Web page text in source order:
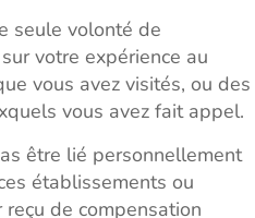
seule volonté de
votre expérience au
vous avez visités, ou des
vous avez fait appel.
être lié personnellement
établissements ou
de compensation